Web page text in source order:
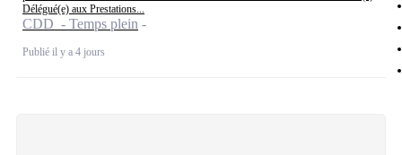
Délégué(e) aux Prestations...
CDD - Temps plein
Publié il y a 4 jours